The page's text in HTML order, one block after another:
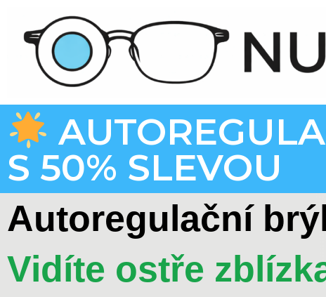
S 50% SLEVOU
Autoregulační
Vidíte ostře